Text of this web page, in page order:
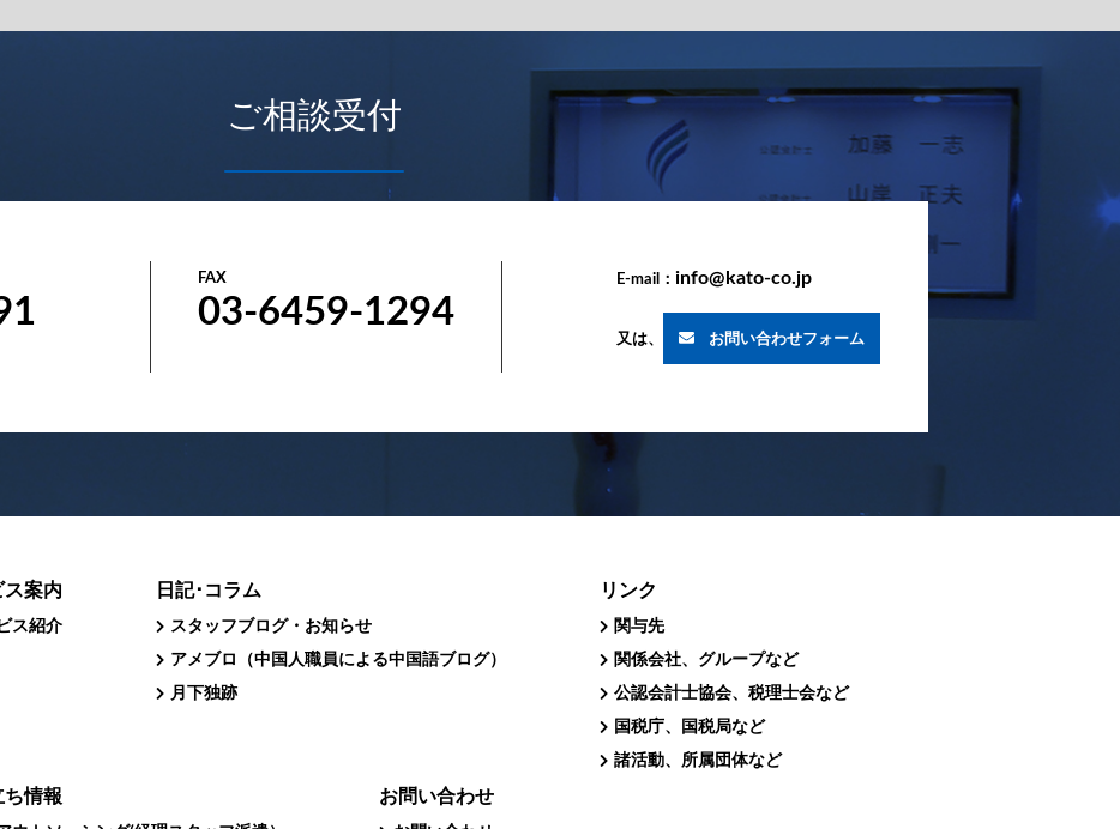
ご相談受付
FAX
03-6459-1294
E-mail： info@kato-co.jp
又は、 お問い合わせフォーム
ス案内
ス紹介
日記･コラム
スタッフブログ・お知らせ
アメブロ（中国人職員による中国語ブログ）
月下独跡
リンク
関与先
関係会社、グループなど
公認会計士協会、税理士会など
国税庁、国税局など
諸活動、所属団体など
ち情報 お問い合わせ